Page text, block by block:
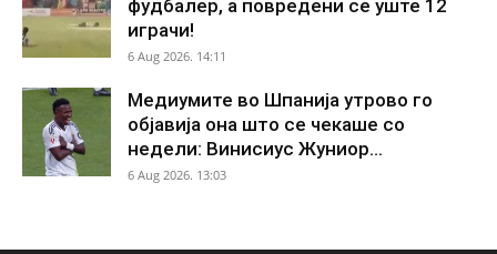
фудбалер, а повредени се уште 12
играчи!
6 Aug 2026. 14:11
Медиумите во Шпанија утрово го
објавија она што се чекаше со
недели: Винисиус Жуниор...
6 Aug 2026. 13:03